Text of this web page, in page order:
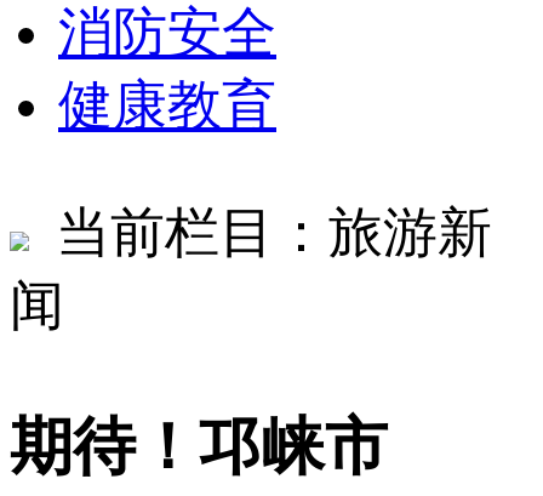
消防安全
健康教育
当前栏目：旅游新
闻
期待！邛崃市